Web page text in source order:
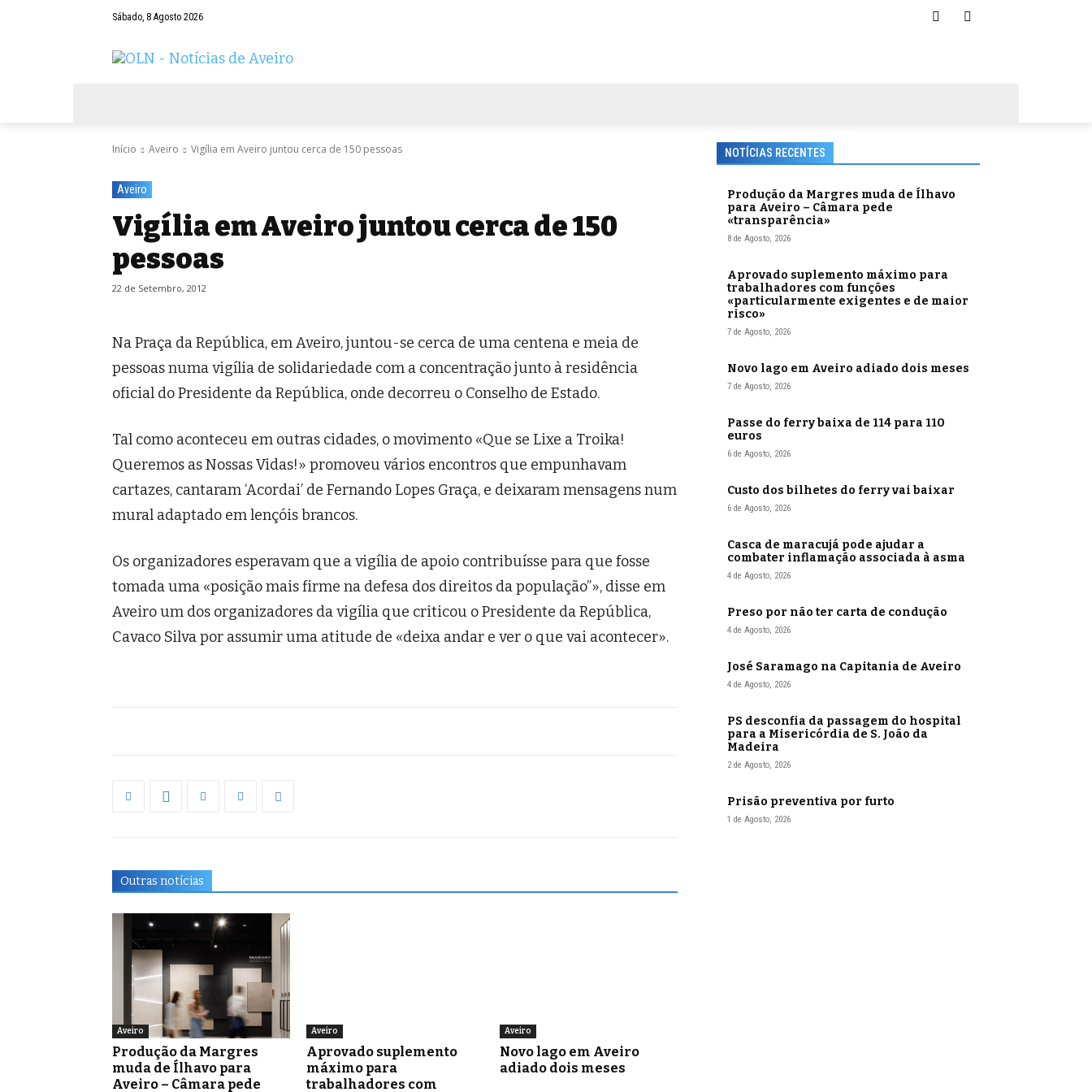
Sábado, 8 Agosto 2026
Início Aveiro Vigília em Aveiro juntou cerca de 150 pessoas
Aveiro
Vigília em Aveiro juntou cerca de 150
pessoas
22 de Setembro, 2012
Na Praça da República, em Aveiro, juntou-se cerca de uma centena e meia de
pessoas numa vigília de solidariedade com a concentração junto à residência
oficial do Presidente da República, onde decorreu o Conselho de Estado.
Tal como aconteceu em outras cidades, o movimento «Que se Lixe a Troika!
Queremos as Nossas Vidas!» promoveu vários encontros que empunhavam
cartazes, cantaram ‘Acordai’ de Fernando Lopes Graça, e deixaram mensagens num
mural adaptado em lençóis brancos.
Os organizadores esperavam que a vigília de apoio contribuísse para que fosse
tomada uma «posição mais firme na defesa dos direitos da população”», disse em
Aveiro um dos organizadores da vigília que criticou o Presidente da República,
Cavaco Silva por assumir uma atitude de «deixa andar e ver o que vai acontecer».
Outras notícias
Aveiro
Produção da Margres
muda de Ílhavo para
Aveiro – Câmara pede
Aveiro
Aprovado suplemento
máximo para
trabalhadores com
Aveiro
Novo lago em Aveiro
adiado dois meses
NOTÍCIAS RECENTES
Produção da Margres muda de Ílhavo
para Aveiro – Câmara pede
«transparência»
8 de Agosto, 2026
Aprovado suplemento máximo para
trabalhadores com funções
«particularmente exigentes e de maior
risco»
7 de Agosto, 2026
Novo lago em Aveiro adiado dois meses
7 de Agosto, 2026
Passe do ferry baixa de 114 para 110
euros
6 de Agosto, 2026
Custo dos bilhetes do ferry vai baixar
6 de Agosto, 2026
Casca de maracujá pode ajudar a
combater inflamação associada à asma
4 de Agosto, 2026
Preso por não ter carta de condução
4 de Agosto, 2026
José Saramago na Capitania de Aveiro
4 de Agosto, 2026
PS desconfia da passagem do hospital
para a Misericórdia de S. João da
Madeira
2 de Agosto, 2026
Prisão preventiva por furto
1 de Agosto, 2026